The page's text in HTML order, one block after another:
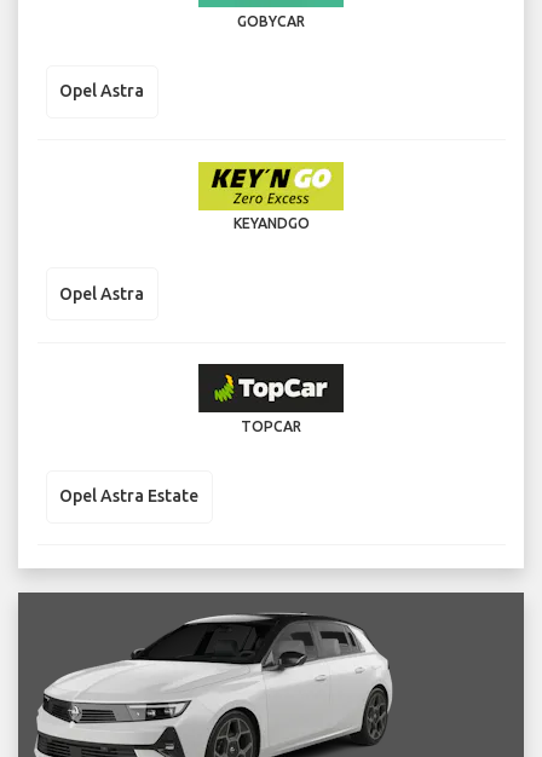
GOBYCAR
Opel Astra
KEYANDGO
Opel Astra
TOPCAR
Opel Astra Estate